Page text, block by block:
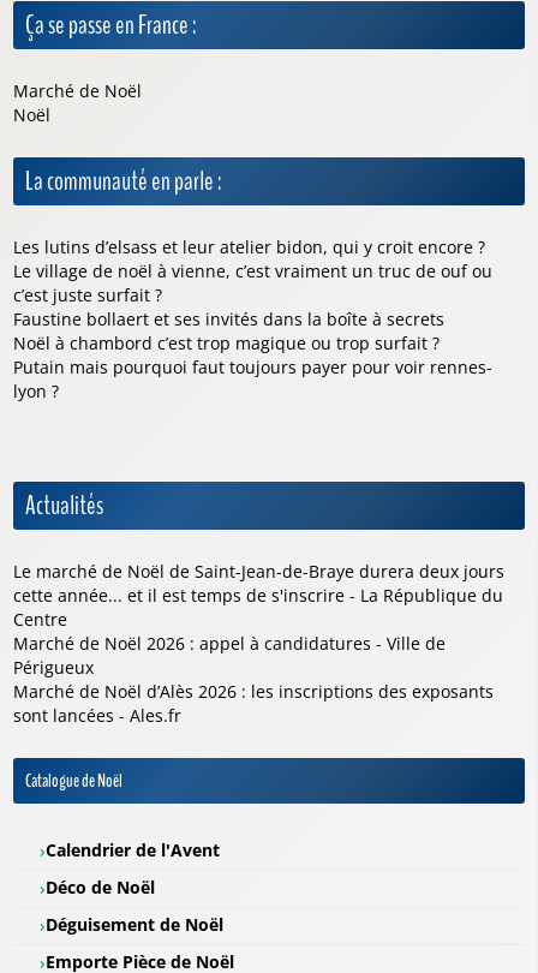
Ça se passe en France :
Marché de Noël
Noël
La communauté en parle :
Les lutins d’elsass et leur atelier bidon, qui y croit encore ?
Le village de noël à vienne, c’est vraiment un truc de ouf ou
c’est juste surfait ?
Faustine bollaert et ses invités dans la boîte à secrets
Noël à chambord c’est trop magique ou trop surfait ?
Putain mais pourquoi faut toujours payer pour voir rennes-
lyon ?
Actualités
Le marché de Noël de Saint-Jean-de-Braye durera deux jours
cette année... et il est temps de s'inscrire - La République du
Centre
Marché de Noël 2026 : appel à candidatures - Ville de
Périgueux
Marché de Noël d’Alès 2026 : les inscriptions des exposants
sont lancées - Ales.fr
Catalogue de Noël
Calendrier de l'Avent
Déco de Noël
Déguisement de Noël
Emporte Pièce de Noël